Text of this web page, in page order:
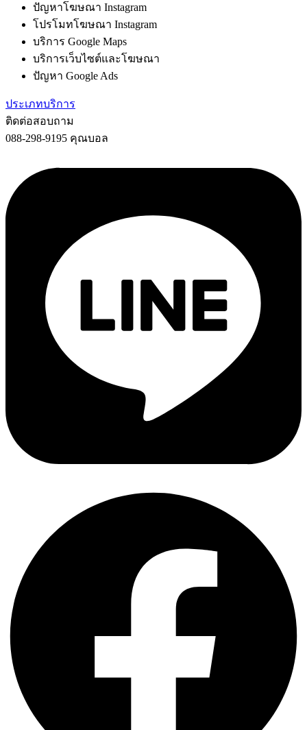
ปัญหาโฆษณา Instagram
โปรโมทโฆษณา Instagram
บริการ Google Maps
บริการเว็บไซต์และโฆษณา
ปัญหา Google Ads
ประเภทบริการ
ติดต่อสอบถาม
088-298-9195 คุณบอล